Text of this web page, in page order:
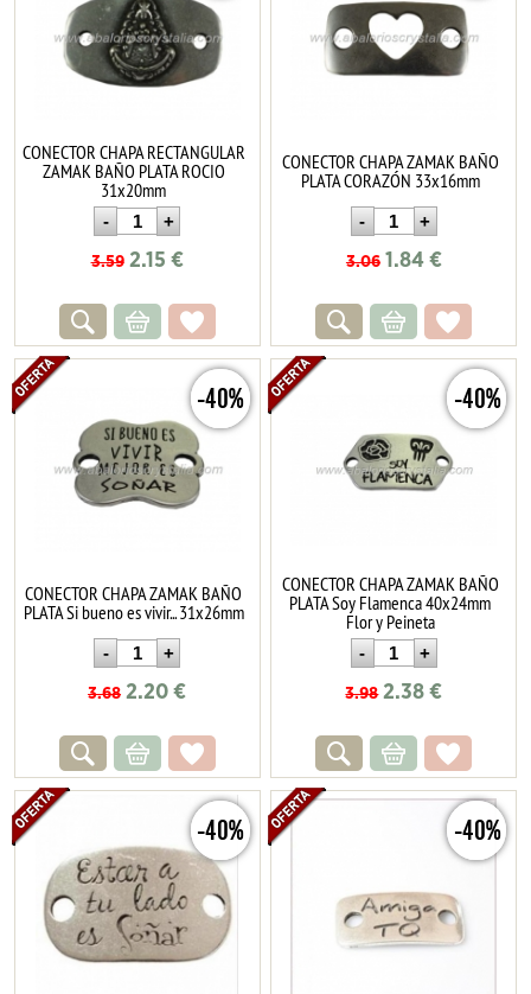
CONECTOR CHAPA RECTANGULAR
ZAMAK BAÑO PLATA ROCIO
31x20mm
3.59 2.15 €
CONECTOR CHAPA ZAMAK BAÑO
PLATA CORAZÓN 33x16mm
3.06 1.84€
-40%
CONECTOR CHAPA ZAMAK BAÑO
PLATA Si bueno es vivir... 31x26mm
3.68 2.20 €
-40%
CONECTOR CHAPA ZAMAK BAÑO
PLATA Soy Flamenca 40x24mm
Flor y Peineta
3.98 2.38 €
-40% -40%